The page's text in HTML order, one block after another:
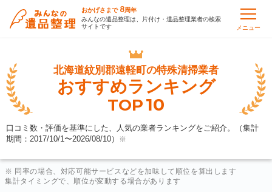
おかげさまで 8周年
みんなの遺品整理は、片付け・遺品整理業者の検索
サイトです
メニュー
北海道紋別郡遠軽町の特殊清掃業者
おすすめランキング
TOP10
口コミ数・評価を基準にした、人気の業者ランキングをご紹介。（集計
期間：2017/10/1〜2026/08/10） ※
※ 同率の場合、対応可能サービスなどを加味して順位を算出します
集計タイミングで、順位が変動する場合があります